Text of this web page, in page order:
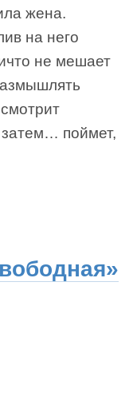
жена.
на него
не мешает
затем… поймет,